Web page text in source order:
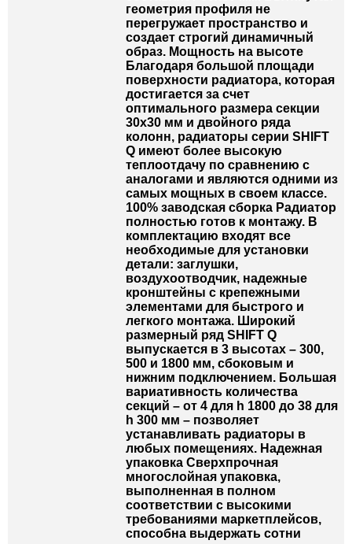
геометрия профиля не
перегружает пространство и
создает строгий динамичный
образ. Мощность на высоте
Благодаря большой площади
поверхности радиатора, которая
достигается за счет
оптимального размера секции
30х30 мм и двойного ряда
колонн, радиаторы серии SHIFT
Q имеют более высокую
теплоотдачу по сравнению с
аналогами и являются одними из
самых мощных в своем классе.
100% заводская сборка Радиатор
полностью готов к монтажу. В
комплектацию входят все
необходимые для установки
детали: заглушки,
воздухоотводчик, надежные
кронштейны с крепежными
элементами для быстрого и
легкого монтажа. Широкий
размерный ряд SHIFT Q
выпускается в 3 высотах – 300,
500 и 1800 мм, сбоковым и
нижним подключением. Большая
вариативность количества
секций – от 4 для h 1800 до 38 для
h 300 мм – позволяет
устанавливать радиаторы в
любых помещениях. Надежная
упаковка Сверхпрочная
многослойная упаковка,
выполненная в полном
соответствии с высокими
требованиями маркетплейсов,
способна выдержать сотни